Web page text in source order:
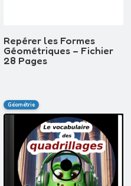
Repérer les Formes
Géométriques – Fichier
28 Pages
Géométrie